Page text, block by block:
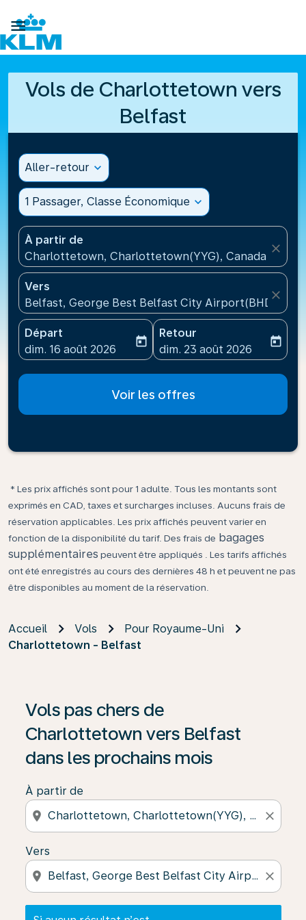

Vols de Charlottetown vers
Belfast
Aller-retour expand_more
1 Passager, Classe Économique expand_more
À partir de
Charlottetown, Charlottetown(YYG), Canada
close
Vers
Belfast, George Best Belfast City Airport(BHD),
close
Départ
fc-booking-departure-date-aria-label
dim. 16 août 2026
today
Retour
fc-booking-return-date-
dim. 23 août 2026
today
Voir les offres
* Les prix affichés sont pour 1 adulte. Tous les montants sont
exprimés en CAD, taxes et surcharges incluses. Aucuns frais de
réservation applicables. Les prix affichés peuvent varier en
fonction de la disponibilité du tarif. Des frais de bagages
supplémentaires peuvent être appliqués . Les tarifs affichés
ont été enregistrés au cours des dernières 48 h et peuvent ne pas
être disponibles au moment de la réservation.
Accueil Vols
Pour Royaume-Uni
Charlottetown - Belfast
Vols pas chers de
Charlottetown vers Belfast
dans les prochains mois
À partir de
location_on close
Vers
location_on close
Si aucun résultat n’est disponible, cliquez sur «